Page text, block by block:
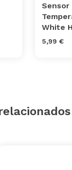
Sensor
White
5,99 €